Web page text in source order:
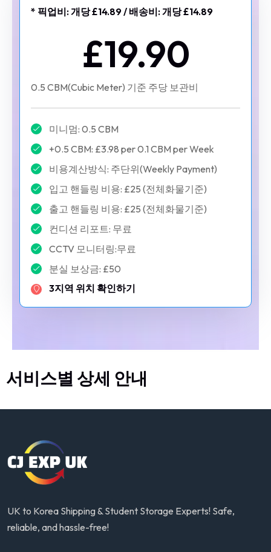
* 픽업비: 개당 £14.89 / 배송비: 개당 £14.89
£19.90
0.5 CBM(Cubic Meter) 기준 주당 보관비
미니멈: 0.5 CBM
+0.5 CBM: £3.98 per 0.1 CBM per Week
비용계산방식: 주단위(Weekly Payment)
입고 핸들링 비용: £25 (전체화물기준)
출고 핸들링 비용: £25 (전체화물기준)
컨디션 리포트: 무료
CCTV 모니터링:무료
분실 보상금: £50
3지역 위치 확인하기
서비스별 상세 안내
UK to Korea Shipping & Student Storage Experts! Safe,
reliable, and hassle-free!